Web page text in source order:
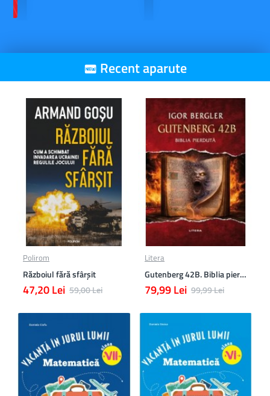
Recent aparute
Polirom
Războiul fără sfârşit
47,20 Lei 59,00 Lei
Litera
Gutenberg 42B. Biblia pierduta
79,99 Lei 99,99 Lei